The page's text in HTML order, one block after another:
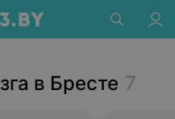
в Бресте 7